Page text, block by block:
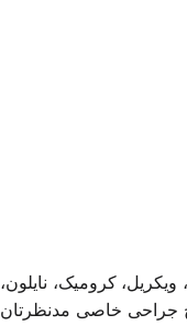
کرومیک، نایلون،
جراحی خاصی مدنظرتان